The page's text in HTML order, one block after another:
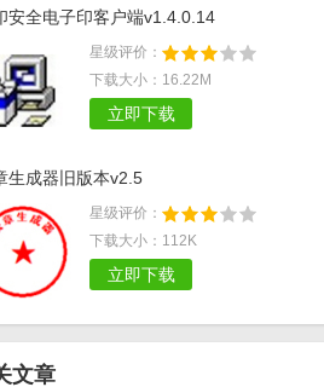
安全电子印客户端v1.4.0.14
星级评价：
下载大小：16.22M
立即下载
生成器旧版本v2.5
星级评价：
下载大小：112K
立即下载
文章